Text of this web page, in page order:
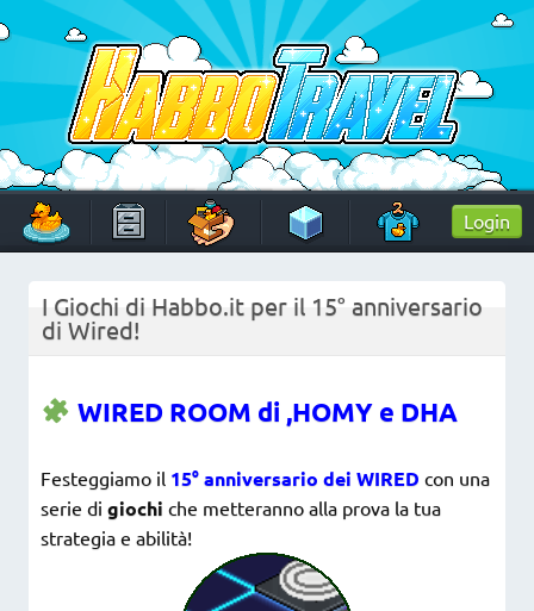
to
content
HabboTravel
Un viaggio di pixel!
Login
I Giochi di Habbo.it per il 15° anniversario
di Wired!
WIRED ROOM di ,HOMY e DHA
Festeggiamo il 15° anniversario dei WIRED con una
serie di giochi che metteranno alla prova la tua
strategia e abilità!